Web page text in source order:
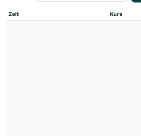
Zeit Kurs